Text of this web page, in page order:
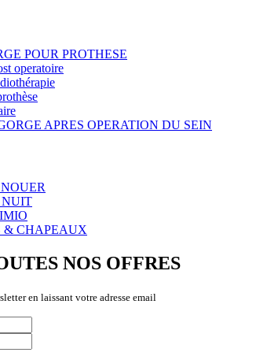
POUR PROTHESE
operatoire
APRES OPERATION DU SEIN
NUIT
& CHAPEAUX
NOS OFFRES
en laissant votre adresse email